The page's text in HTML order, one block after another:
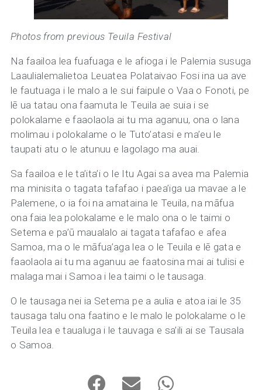
Photos from previous Teuila Festival
Na faailoa lea fuafuaga e le afioga i le Palemia susuga
Laaulialemalietoa Leuatea Polataivao Fosi ina ua ave
le fautuaga i le malo a le sui faipule o Vaa o Fonoti, pe
lē ua tatau ona faamuta le Teuila ae suia i se
polokalame e faaolaola ai tu ma aganuu, ona o lana
molimau i polokalame o le Tuto’atasi e ma’eu le
taupati atu o le atunuu e lagolago ma auai.
Sa faailoa e le ta’ita’i o le Itu Agai sa avea ma Palemia
ma minisita o tagata tafafao i paea’iga ua mavae a le
Palemene, o ia foi na amataina le Teuila, na māfua
ona faia lea polokalame e le malo ona o le taimi o
Setema e pa’ū maualalo ai tagata tafafao e afea
Samoa, ma o le māfua’aga lea o le Teuila e lē gata e
faaolaola ai tu ma aganuu ae faatosina mai ai tulisi e
malaga mai i Samoa i lea taimi o le tausaga.
O le tausaga nei ia Setema pe a aulia e atoa iai le 35
tausaga talu ona faatino e le malo le polokalame o le
Teuila lea e taualuga i le tauvaga e sa’ili ai se Tausala
o Samoa.